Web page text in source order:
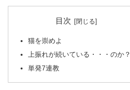
目次
猫を崇めよ
上振れが続いている・・・のか？
単発7連教